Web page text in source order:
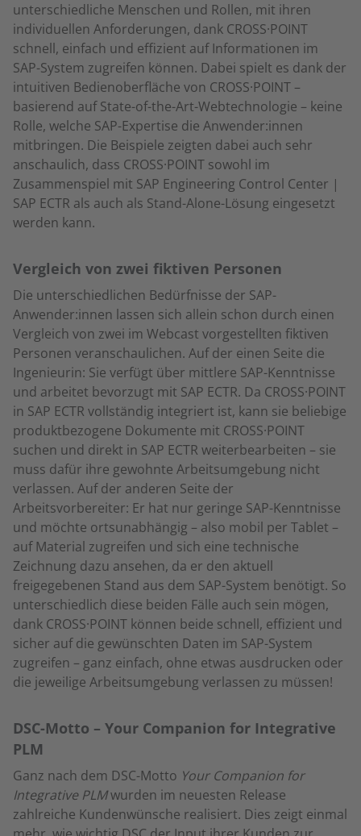
unterschiedliche Menschen und Rollen, mit ihren
individuellen Anforderungen, dank CROSS·POINT
schnell, einfach und effizient auf Informationen im
SAP-System zugreifen können. Dabei spielt es dank der
intuitiven Bedienoberfläche von CROSS·POINT –
basierend auf State-of-the-Art-Webtechnologie – keine
Rolle, welche SAP-Expertise die Anwender:innen
mitbringen. Die Beispiele zeigten dabei auch sehr
anschaulich, dass CROSS·POINT sowohl im
Zusammenspiel mit SAP Engineering Control Center |
SAP ECTR als auch als Stand-Alone-Lösung eingesetzt
werden kann.
Vergleich von zwei fiktiven Personen
Die unterschiedlichen Bedürfnisse der SAP-
Anwender:innen lassen sich allein schon durch einen
Vergleich von zwei im Webcast vorgestellten fiktiven
Personen veranschaulichen. Auf der einen Seite die
Ingenieurin: Sie verfügt über mittlere SAP-Kenntnisse
und arbeitet bevorzugt mit SAP ECTR. Da CROSS·POINT
in SAP ECTR vollständig integriert ist, kann sie beliebige
produktbezogene Dokumente mit CROSS·POINT
suchen und direkt in SAP ECTR weiterbearbeiten – sie
muss dafür ihre gewohnte Arbeitsumgebung nicht
verlassen. Auf der anderen Seite der
Arbeitsvorbereiter: Er hat nur geringe SAP-Kenntnisse
und möchte ortsunabhängig – also mobil per Tablet –
auf Material zugreifen und sich eine technische
Zeichnung dazu ansehen, da er den aktuell
freigegebenen Stand aus dem SAP-System benötigt. So
unterschiedlich diese beiden Fälle auch sein mögen,
dank CROSS·POINT können beide schnell, effizient und
sicher auf die gewünschten Daten im SAP-System
zugreifen – ganz einfach, ohne etwas ausdrucken oder
die jeweilige Arbeitsumgebung verlassen zu müssen!
DSC-Motto – Your Companion for Integrative
PLM
Ganz nach dem DSC-Motto Your Companion for
Integrative PLMwurden im neuesten Release
zahlreiche Kundenwünsche realisiert. Dies zeigt einmal